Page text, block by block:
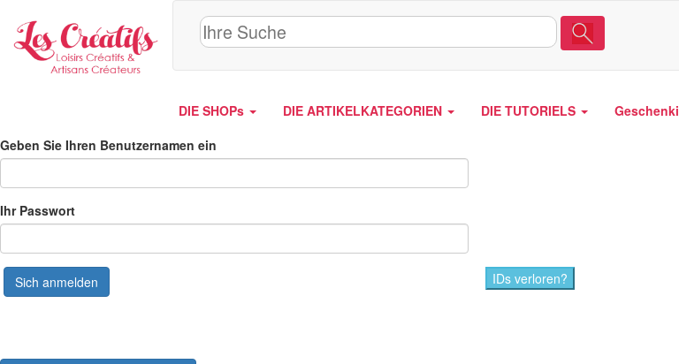
DIE SHOPs DIE ARTIKELKATEGORIEN DIE TUTORIELS
Geben Sie Ihren Benutzernamen ein
Ihr Passwort
Sich anmelden IDs verloren?